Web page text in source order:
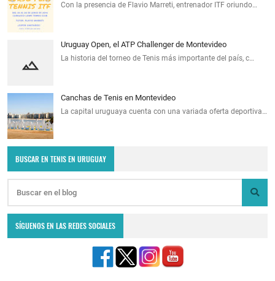
Con la presencia de Flavio Marreti, entrenador ITF oriundo…
Uruguay Open, el ATP Challenger de Montevideo
La historia del torneo de Tenis más importante del país, c…
Canchas de Tenis en Montevideo
La capital uruguaya cuenta con una variada oferta deportiva…
BUSCAR EN TENIS EN URUGUAY
SÍGUENOS EN LAS REDES SOCIALES